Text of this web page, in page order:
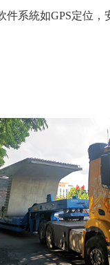
系統如GPS定位